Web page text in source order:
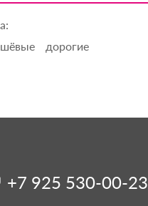
дорогие
+7 925 530-00-23